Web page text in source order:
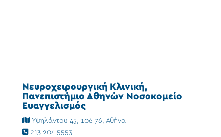
Νευροχειρουργική Κλινική,
Πανεπιστήμιο Αθηνών Νοσοκομείο
Ευαγγελισμός
Υψηλάντου 45, 106 76, Αθήνα
213 204 5553